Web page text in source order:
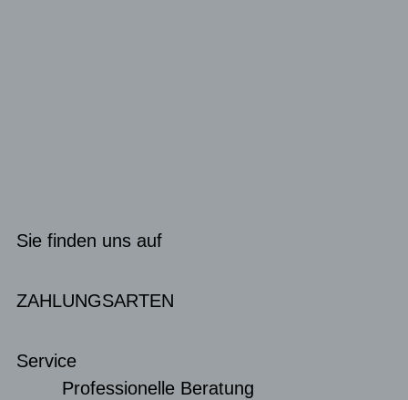
Sie finden uns auf
ZAHLUNGSARTEN
Service
Professionelle Beratung